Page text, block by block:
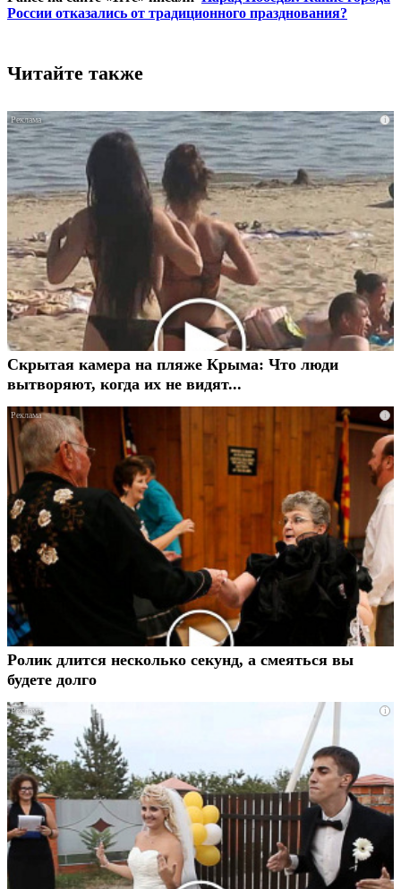
России отказались от традиционного празднования?
Читайте также
i
Скрытая камера на пляже Крыма: Что люди
вытворяют, когда их не видят...
i
Ролик длится несколько секунд, а смеяться вы
будете долго
i